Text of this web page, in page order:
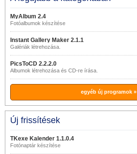
MyAlbum 2.4
Fotóalbumok készítése
Instant Gallery Maker 2.1.1
Galériák létrehozása.
PicsToCD 2.2.2.0
Albumok létrehozása és CD-re írása.
egyéb új programok »
Új frissítések
TKexe Kalender 1.1.0.4
Fotónaptár készítése